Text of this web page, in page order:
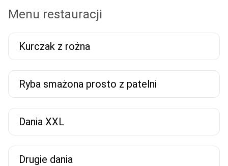
Menu restauracji
Kurczak z rożna
Ryba smażona prosto z patelni
Dania XXL
Drugie dania